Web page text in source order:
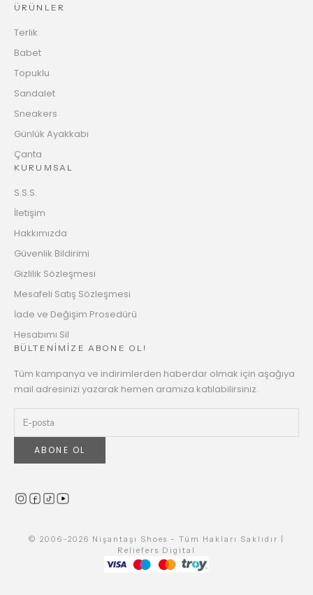
ÜRÜNLER
Terlik
Babet
Topuklu
Sandalet
Sneakers
Günlük Ayakkabı
Çanta
KURUMSAL
S.S.S.
İletişim
Hakkımızda
Güvenlik Bildirimi
Gizlilik Sözleşmesi
Mesafeli Satış Sözleşmesi
İade ve Değişim Prosedürü
Hesabımı Sil
BÜLTENİMİZE ABONE OL!
Tüm kampanya ve indirimlerden haberdar olmak için aşağıya
mail adresinizi yazarak hemen aramıza katılabilirsiniz.
ABONE OL
© 2006-2026 Nişantaşı Shoes - Tüm Hakları Saklıdır |
Reliefers Digital